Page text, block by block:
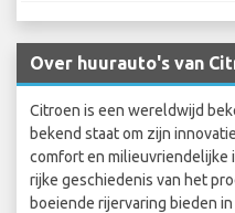
Over huurauto's van
Citroen is een wereldwijd
bekend staat om zijn
comfort en milieuvriendelijke
rijke geschiedenis van het
boeiende rijervaring bieden